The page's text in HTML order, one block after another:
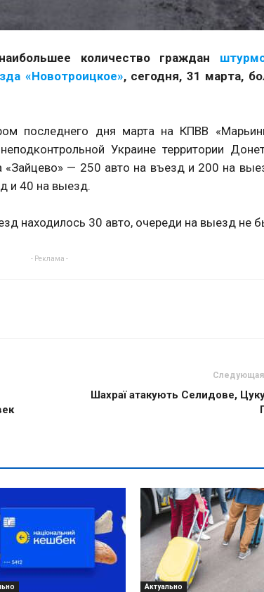
количество граждан
«Новотроицкое», сегодня, 31 марта,
последнего дня марта на КПВВ
Украине территории
— 250 авто на въезд и 200 на
и 40 на выезд.
находилось 30 авто, очереди на выезд не
- Реклама -
Следующая
Шахраї атакують Селидове,
Актуально